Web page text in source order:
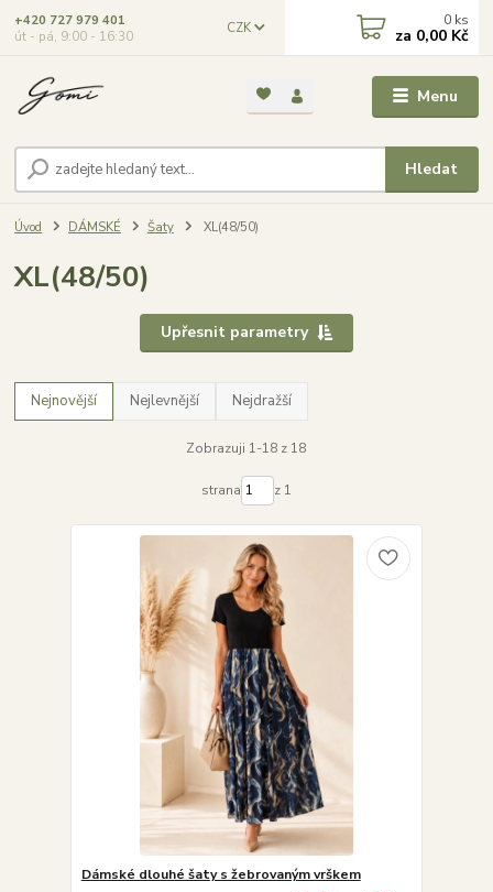
Menu
CZK
Hledat
+420 727 979 401
út - pá, 9:00 - 16:30
0 ks
za 0,00 Kč
Úvod DÁMSKÉ Šaty XL(48/50)
XL(48/50)
Upřesnit parametry
Nejnovější Nejlevnější Nejdražší
Zobrazuji 1-18 z 18
strana z 1
Dámské dlouhé šaty s žebrovaným vrškem